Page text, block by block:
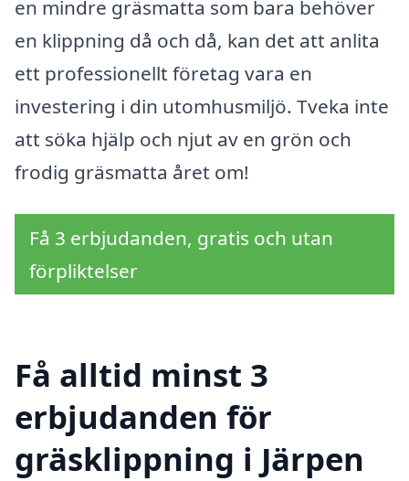
en mindre gräsmatta som bara behöver
en klippning då och då, kan det att anlita
ett professionellt företag vara en
investering i din utomhusmiljö. Tveka inte
att söka hjälp och njut av en grön och
frodig gräsmatta året om!
Få 3 erbjudanden, gratis och utan
förpliktelser
Få alltid minst 3
erbjudanden för
gräsklippning i Järpen